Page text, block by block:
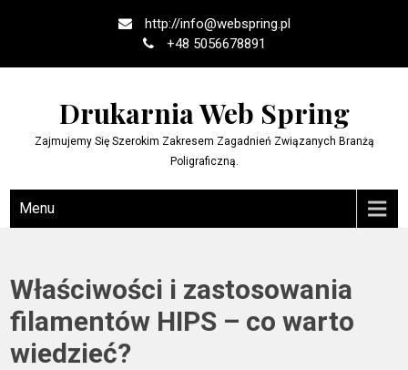
http://info@webspring.pl
+48 5056678891
Drukarnia Web Spring
Zajmujemy Się Szerokim Zakresem Zagadnień Związanych Branżą
Poligraficzną.
Menu
Właściwości i zastosowania
filamentów HIPS – co warto
wiedzieć?